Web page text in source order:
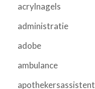
acrylnagels
administratie
adobe
ambulance
apothekersassistent